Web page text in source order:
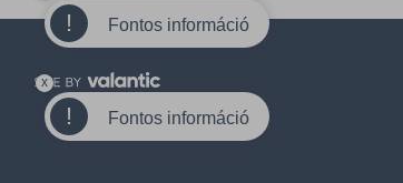
! Fontos információ
! Fontos információ
x